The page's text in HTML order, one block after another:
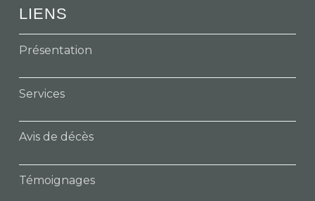
LIENS
Présentation
Services
Avis de décès
Témoignages